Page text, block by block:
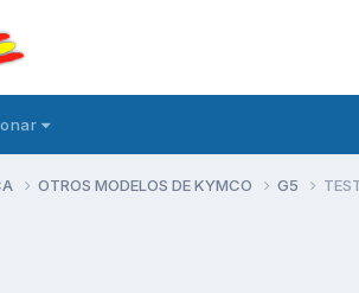
OTROS MODELOS DE KYMCO G5